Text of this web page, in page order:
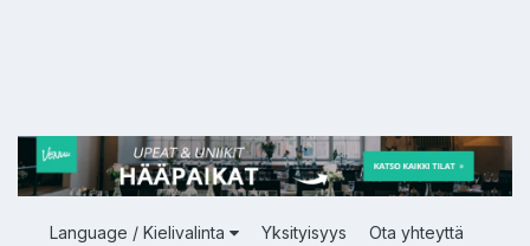
Language / Kielivalinta Yksityisyys
Ota yhteyttä